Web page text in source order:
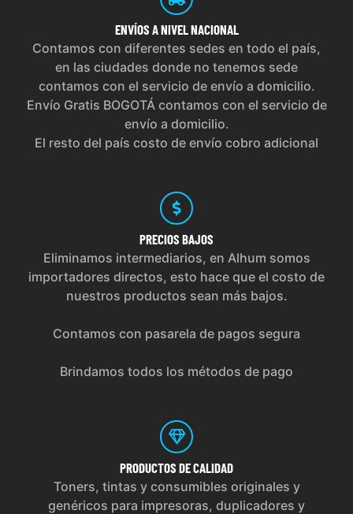
ENVÍOS A NIVEL NACIONAL
Contamos con diferentes sedes en todo el país,
en las ciudades donde no tenemos sede
contamos con el servicio de envío a domicilio.
Envío Gratis BOGOTÁ contamos con el servicio de
envío a domicilio.
El resto del país costo de envío cobro adicional
PRECIOS BAJOS
Eliminamos intermediarios, en Alhum somos
importadores directos, esto hace que el costo de
nuestros productos sean más bajos.
Contamos con pasarela de pagos segura
Brindamos todos los métodos de pago
PRODUCTOS DE CALIDAD
Toners, tintas y consumibles originales y
genéricos para impresoras, duplicadores y